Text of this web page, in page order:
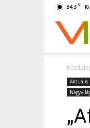
34.3 C
VIRA
Aktuális